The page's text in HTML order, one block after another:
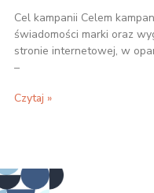
Cel kampanii Celem
świadomości marki oraz
stronie internetowej, w
–
Czytaj »